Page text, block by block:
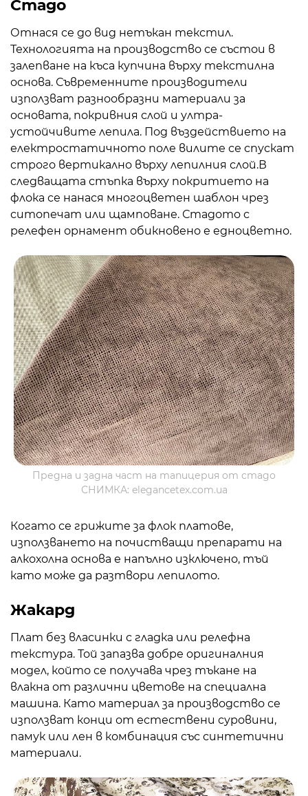
Стадо
Отнася се до вид нетъкан текстил.
Технологията на производство се състои в
залепване на къса купчина върху текстилна
основа. Съвременните производители
използват разнообразни материали за
основата, покривния слой и ултра-
устойчивите лепила. Под въздействието на
електростатичното поле вилите се спускат
строго вертикално върху лепилния слой.В
следващата стъпка върху покритието на
флока се нанася многоцветен шаблон чрез
ситопечат или щамповане. Стадото с
релефен орнамент обикновено е едноцветно.
Предна и задна част на тапицерия от стадо
СНИМКА: elegancetex.com.ua
Когато се грижите за флок платове,
използването на почистващи препарати на
алкохолна основа е напълно изключено, тъй
като може да разтвори лепилото.
Жакард
Плат без власинки с гладка или релефна
текстура. Той запазва добре оригиналния
модел, който се получава чрез тъкане на
влакна от различни цветове на специална
машина. Като материал за производство се
използват конци от естествени суровини,
памук или лен в комбинация със синтетични
материали.